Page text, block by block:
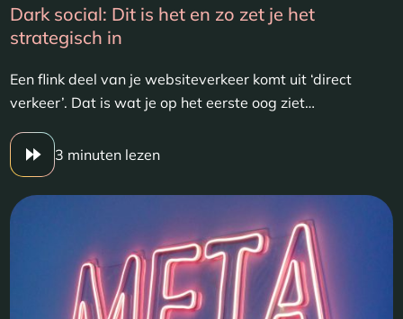
Dark social: Dit is het en zo zet je het
strategisch in
Een flink deel van je websiteverkeer komt uit ‘direct
verkeer’. Dat is wat je op het eerste oog ziet…
3 minuten lezen